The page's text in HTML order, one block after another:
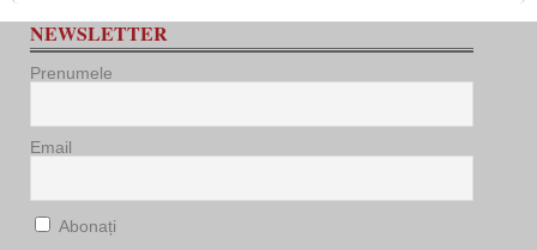
NEWSLETTER
Prenumele
Email
Abonați